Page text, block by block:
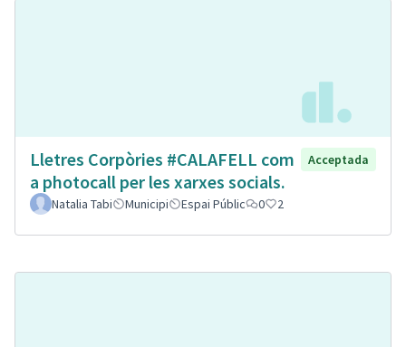
Lletres Corpòries #CALAFELL com
a photocall per les xarxes socials.
Acceptada
Natalia Tabi Municipi Espai Públic 0 2